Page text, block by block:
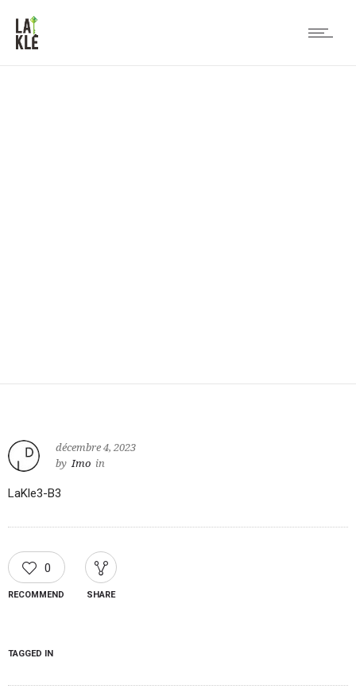
décembre 4, 2023
by Imo in
LaKle3-B3
0
RECOMMEND SHARE
TAGGED IN